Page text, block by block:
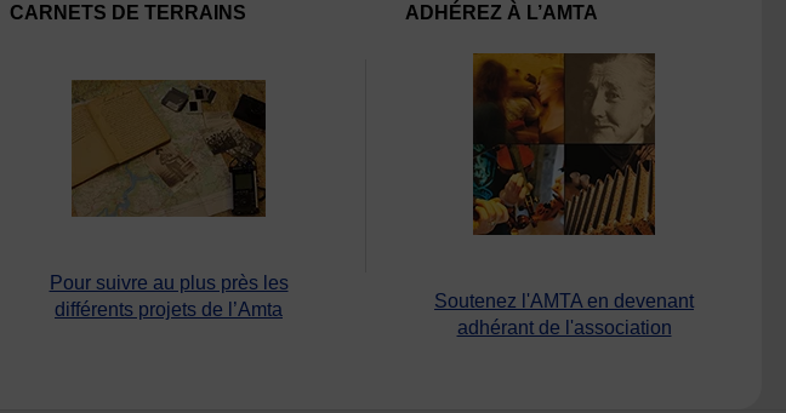
CARNETS DE TERRAINS
Pour suivre au plus près les
différents projets de l’Amta
ADHÉREZ À L’AMTA
Soutenez l'AMTA en devenant
adhérant de l'association